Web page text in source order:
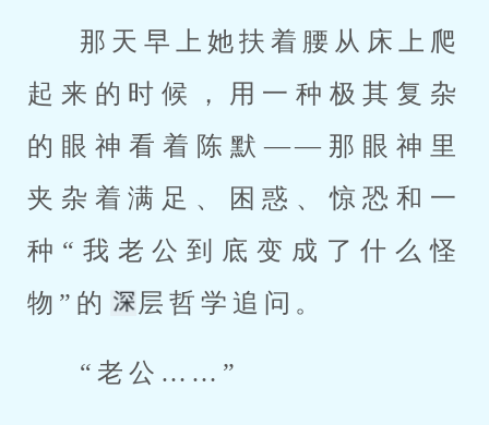
那天早上她扶着腰从床上爬
起来的时候，用一种极其复杂
的眼神看着陈默——那眼神里
夹杂着满足、困惑、惊恐和一
种“我老公到底变成了什么怪
物”的
层哲学追问。
“老公……”